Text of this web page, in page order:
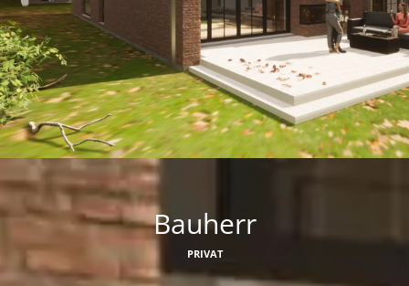
Bauherr
PRIVAT